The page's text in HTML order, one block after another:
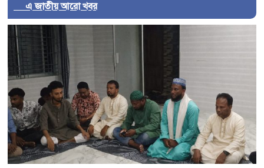
এ জাতীয় আরো খবর